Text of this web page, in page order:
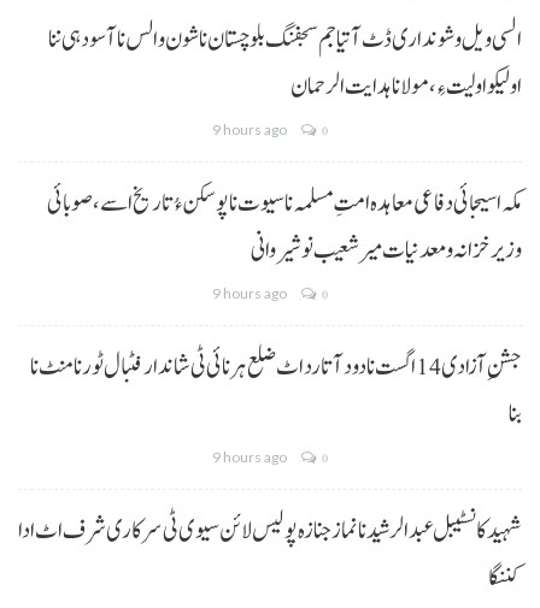
السی ویل و شونداری ڈٹ آتیا جم سجفنگ بلوچستان نا شون و الس نا آسودہی ننا
اولیکو اولیت ءِ،مولانا ہدایت الرحمان
9 hours ago 0
مکہ اسیجائی دفاعی معاہدہ امتِ مسلمہ نا سیوت نا پوسکن ءُ تاریخ اسے، صوبائی
وزیر خزانہ و معدنیات میر شعیب نوشیروانی
9 hours ago 0
جشنِ آزادی 14 اگست نا دود آتا رد اٹ ضلع ہرنائی ٹی شاندار فٹبال ٹورنامنٹ نا
بنا
9 hours ago 0
شہید کانسٹیبل عبدالرشید نا نماز جنازہ پولیس لائن سیوی ٹی سرکاری شرف اٹ ادا
کننگا